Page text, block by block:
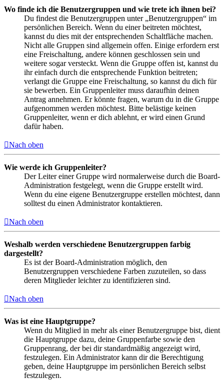
Wo finde ich die Benutzergruppen und wie trete ich ihnen bei?
Du findest die Benutzergruppen unter „Benutzergruppen“ im
persönlichen Bereich. Wenn du einer beitreten möchtest,
kannst du dies mit der entsprechenden Schaltfläche machen.
Nicht alle Gruppen sind allgemein offen. Einige erfordern erst
eine Freischaltung, andere können geschlossen sein und
weitere sogar versteckt. Wenn die Gruppe offen ist, kannst du
ihr einfach durch die entsprechende Funktion beitreten;
verlangt die Gruppe eine Freischaltung, so kannst du dich für
sie bewerben. Ein Gruppenleiter muss daraufhin deinen
Antrag annehmen. Er könnte fragen, warum du in die Gruppe
aufgenommen werden möchtest. Bitte belästige keinen
Gruppenleiter, wenn er dich ablehnt, er wird einen Grund
dafür haben.
Nach oben
Wie werde ich Gruppenleiter?
Der Leiter einer Gruppe wird normalerweise durch die Board-
Administration festgelegt, wenn die Gruppe erstellt wird.
Wenn du eine eigene Benutzergruppe erstellen möchtest, dann
solltest du einen Administrator kontaktieren.
Nach oben
Weshalb werden verschiedene Benutzergruppen farbig
dargestellt?
Es ist der Board-Administration möglich, den
Benutzergruppen verschiedene Farben zuzuteilen, so dass
deren Mitglieder leichter zu identifizieren sind.
Nach oben
Was ist eine Hauptgruppe?
Wenn du Mitglied in mehr als einer Benutzergruppe bist, dient
die Hauptgruppe dazu, deine Gruppenfarbe sowie den
Gruppenrang, der bei dir standardmäßig angezeigt wird,
festzulegen. Ein Administrator kann dir die Berechtigung
geben, deine Hauptgruppe im persönlichen Bereich selbst
festzulegen.